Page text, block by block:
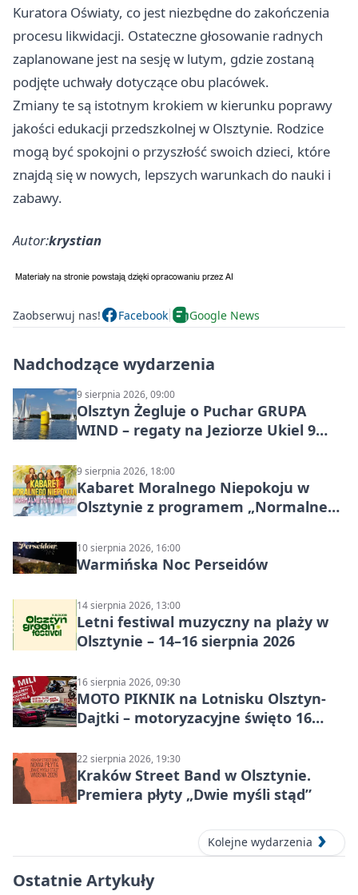
Kuratora Oświaty, co jest niezbędne do zakończenia
procesu likwidacji. Ostateczne głosowanie radnych
zaplanowane jest na sesję w lutym, gdzie zostaną
podjęte uchwały dotyczące obu placówek.
Zmiany te są istotnym krokiem w kierunku poprawy
jakości edukacji przedszkolnej w Olsztynie. Rodzice
mogą być spokojni o przyszłość swoich dzieci, które
znajdą się w nowych, lepszych warunkach do nauki i
zabawy.
Autor:krystian
Zaobserwuj nas! Facebook Google News
Nadchodzące wydarzenia
9 sierpnia 2026, 09:00
Olsztyn Żegluje o Puchar GRUPA
WIND – regaty na Jeziorze Ukiel 9
9 sierpnia 2026, 18:00
Kabaret Moralnego Niepokoju w
Olsztynie z programem „Normalne
10 sierpnia 2026, 16:00
Warmińska Noc Perseidów
14 sierpnia 2026, 13:00
Letni festiwal muzyczny na plaży w
Olsztynie – 14–16 sierpnia 2026
16 sierpnia 2026, 09:30
MOTO PIKNIK na Lotnisku Olsztyn-
Dajtki – motoryzacyjne święto 16
22 sierpnia 2026, 19:30
Kraków Street Band w Olsztynie.
Premiera płyty „Dwie myśli stąd”
Kolejne wydarzenia
Ostatnie Artykuły